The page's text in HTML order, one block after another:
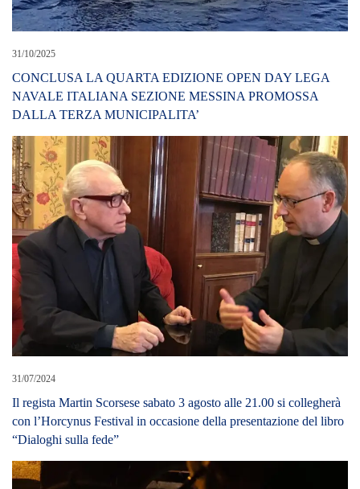
31/10/2025
CONCLUSA LA QUARTA EDIZIONE OPEN DAY LEGA
NAVALE ITALIANA SEZIONE MESSINA PROMOSSA
DALLA TERZA MUNICIPALITA’
31/07/2024
Il regista Martin Scorsese sabato 3 agosto alle 21.00 si collegherà
con l’Horcynus Festival in occasione della presentazione del libro
“Dialoghi sulla fede”